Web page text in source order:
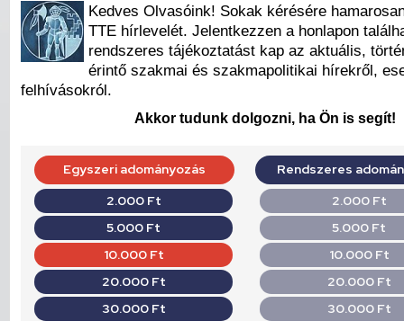
Kedves Olvasóink! Sokak kérésére
TTE hírlevelét. Jelentkezzen a honlapon
rendszeres tájékoztatást kap az aktuális,
érintő szakmai és szakmapolitikai hírekről,
felhívásokról.
Akkor tudunk dolgozni, ha Ön is segít!